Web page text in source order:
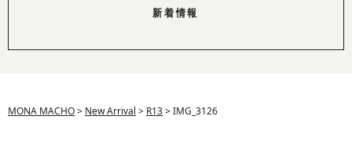
新着情報
MONA MACHO> New Arrival > R13>IMG_3126